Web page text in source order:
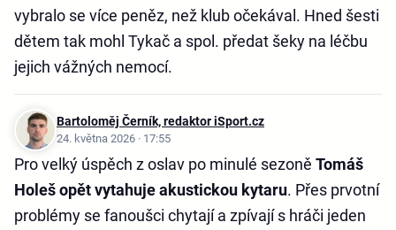
vybralo se více peněz, než klub očekával. Hned šesti
dětem tak mohl Tykač a spol. předat šeky na léčbu
jejich vážných nemocí.
Bartoloměj Černík, redaktor iSport.cz
24. května 2026 · 17:55
Pro velký úspěch z oslav po minulé sezoně Tomáš
Holeš opět vytahuje akustickou kytaru. Přes prvotní
problémy se fanoušci chytají a zpívají s hráči jeden